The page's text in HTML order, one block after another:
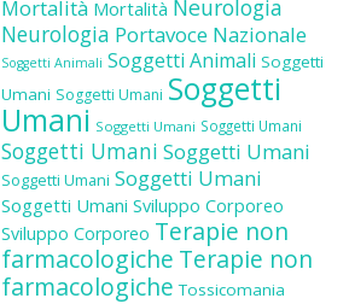
Mortalità Mortalità Neurologia
Neurologia Portavoce Nazionale
Soggetti Animali Soggetti Animali Soggetti
Umani Soggetti Umani Soggetti
Umani Soggetti Umani Soggetti Umani
Soggetti Umani Soggetti Umani
Soggetti Umani Soggetti Umani
Soggetti Umani Sviluppo Corporeo
Sviluppo Corporeo Terapie non
farmacologiche Terapie non
farmacologiche Tossicomania